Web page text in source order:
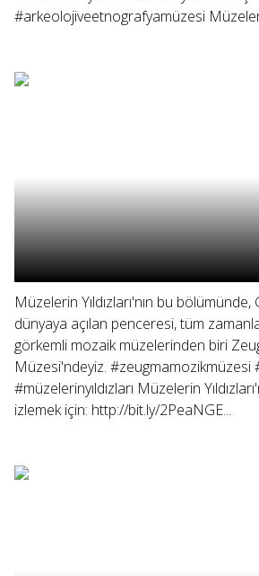
#arkeolojiveetnografyamüzesi Müzelerin
Müzelerin Yıldızları'nın bu
dünyaya açılan penceresi, tüm
görkemli mozaik müzelerinden biri
Müzesi'ndeyiz. #zeugmamozikmüzesi
#müzelerinyıldızları Müzelerin
izlemek için: http://bit.ly/2PeaNGE...